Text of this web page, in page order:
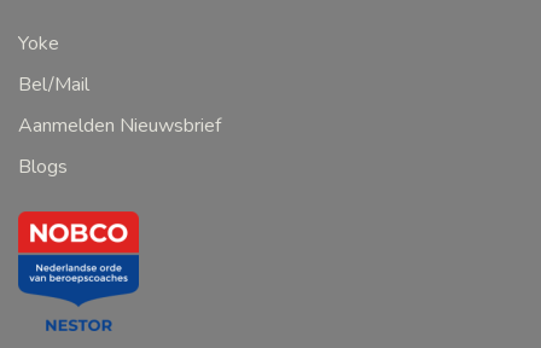
Yoke
Bel/Mail
Aanmelden Nieuwsbrief
Blogs